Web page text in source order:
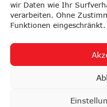
wir Daten wie Ihr
verarbeiten. Ohne
Funktionen eingeschränkt.
Impressum Datenschutz